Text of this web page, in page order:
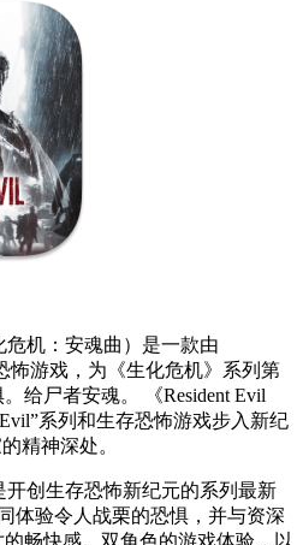
危机：安魂曲）是一款由
怖游戏，为《生化危机》系列第
给尸者安魂。 《Resident Evil
Evil”系列和生存恐怖游戏步入新纪
精神深处。
开创生存恐怖新纪元的系列最新
体验令人战栗的恐惧，并与资深
畅快感。双角色的游戏体验，以